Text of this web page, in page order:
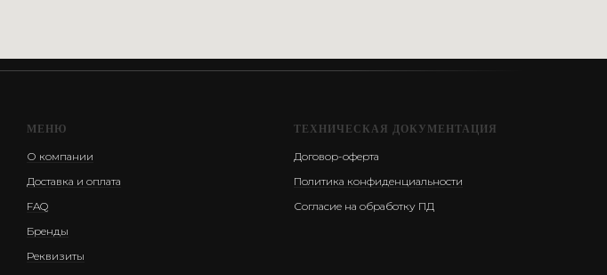
МЕНЮ
О компании
Доставка и оплата
FAQ
Бренды
Реквизиты
ТЕХНИЧЕСКАЯ ДОКУМЕНТАЦИЯ
Договор-оферта
Политика конфиденциальности
Согласие на обработку ПД